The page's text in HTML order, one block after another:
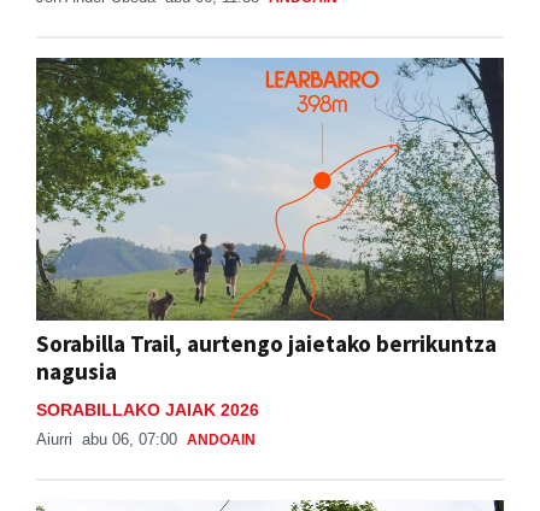
Sorabilla Trail, aurtengo jaietako berrikuntza
nagusia
SORABILLAKO JAIAK 2026
Aiurri abu 06, 07:00 ANDOAIN